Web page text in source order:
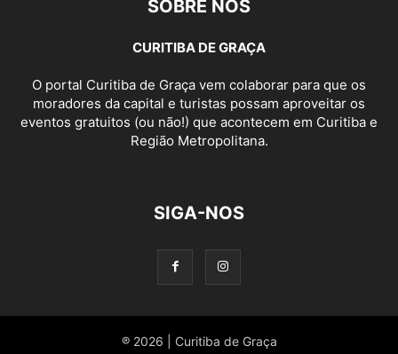
SOBRE NÓS
CURITIBA DE GRAÇA
O portal Curitiba de Graça vem colaborar para que os
moradores da capital e turistas possam aproveitar os
eventos gratuitos (ou não!) que acontecem em Curitiba e
Região Metropolitana.
SIGA-NOS
® 2026 | Curitiba de Graça